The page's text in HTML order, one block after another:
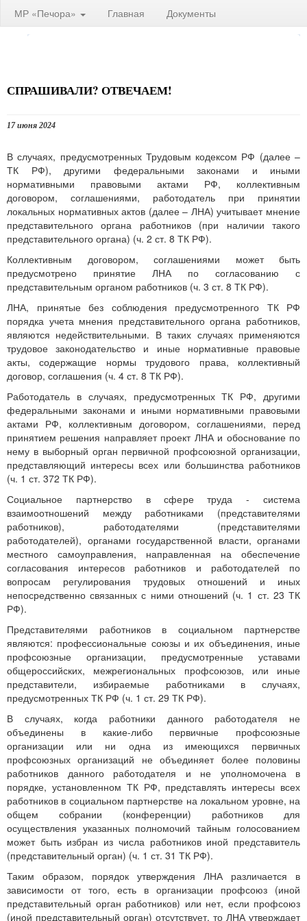
МР «Печора» Главная Документы
СПРАШИВАЛИ? ОТВЕЧАЕМ!
17 июня 2024
В случаях, предусмотренных Трудовым кодексом РФ (далее –
ТК РФ), другими федеральными законами и иными
нормативными правовыми актами РФ, коллективным
договором, соглашениями, работодатель при принятии
локальных нормативных актов (далее – ЛНА) учитывает мнение
представительного органа работников (при наличии такого
представительного органа) (ч. 2 ст. 8 ТК РФ).
Коллективным договором, соглашениями может быть
предусмотрено принятие ЛНА по согласованию с
представительным органом работников (ч. 3 ст. 8 ТК РФ).
ЛНА, принятые без соблюдения предусмотренного ТК РФ
порядка учета мнения представительного органа работников,
являются недействительными. В таких случаях применяются
трудовое законодательство и иные нормативные правовые
акты, содержащие нормы трудового права, коллективный
договор, соглашения (ч. 4 ст. 8 ТК РФ).
Работодатель в случаях, предусмотренных ТК РФ, другими
федеральными законами и иными нормативными правовыми
актами РФ, коллективным договором, соглашениями, перед
принятием решения направляет проект ЛНА и обоснование по
нему в выборный орган первичной профсоюзной организации,
представляющий интересы всех или большинства работников
(ч. 1 ст. 372 ТК РФ).
Социальное партнерство в сфере труда - система
взаимоотношений между работниками (представителями
работников), работодателями (представителями
работодателей), органами государственной власти, органами
местного самоуправления, направленная на обеспечение
согласования интересов работников и работодателей по
вопросам регулирования трудовых отношений и иных
непосредственно связанных с ними отношений (ч. 1 ст. 23 ТК
РФ).
Представителями работников в социальном партнерстве
являются: профессиональные союзы и их объединения, иные
профсоюзные организации, предусмотренные уставами
общероссийских, межрегиональных профсоюзов, или иные
представители, избираемые работниками в случаях,
предусмотренных ТК РФ (ч. 1 ст. 29 ТК РФ).
В случаях, когда работники данного работодателя не
объединены в какие-либо первичные профсоюзные
организации или ни одна из имеющихся первичных
профсоюзных организаций не объединяет более половины
работников данного работодателя и не уполномочена в
порядке, установленном ТК РФ, представлять интересы всех
работников в социальном партнерстве на локальном уровне, на
общем собрании (конференции) работников для
осуществления указанных полномочий тайным голосованием
может быть избран из числа работников иной представитель
(представительный орган) (ч. 1 ст. 31 ТК РФ).
Таким образом, порядок утверждения ЛНА различается в
зависимости от того, есть в организации профсоюз (иной
представительный орган работников) или нет, если профсоюз
(иной представительный орган) отсутствует, то ЛНА утверждает